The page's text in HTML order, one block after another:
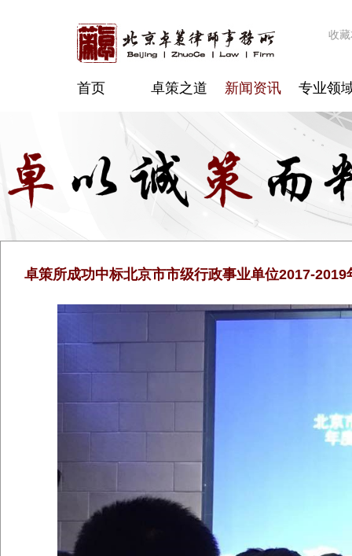
收
首页 卓策之道 新闻资讯 专业领
卓策所成功中标北京市市级行政事业单位2017-